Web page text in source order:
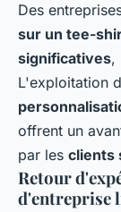
Des
sur un tee-
significatives,
L'exploitation
offrent un
par les clients
Retour
d'entreprise